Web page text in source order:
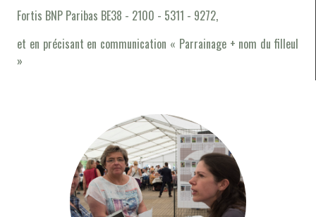
Fortis BNP Paribas BE38 - 2100 - 5311 - 9272,
et en précisant en communication « Parrainage + nom du filleul
»